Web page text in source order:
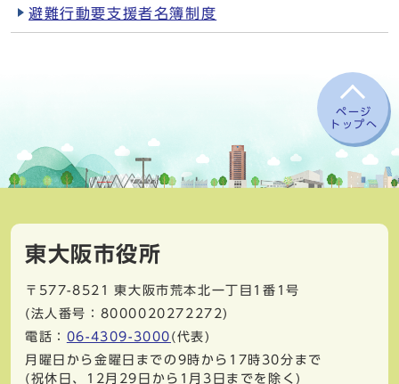
避難行動要支援者名簿制度
ページ
トップへ
東大阪市役所
〒577-8521
東大阪市荒本北一丁目1番1号
(法人番号：8000020272272)
電話： 06-4309-3000 (代表)
月曜日から金曜日までの9時から17時30分まで
(祝休日、12月29日から1月3日までを除く)